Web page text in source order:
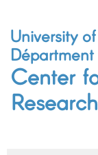
University
Center
Research